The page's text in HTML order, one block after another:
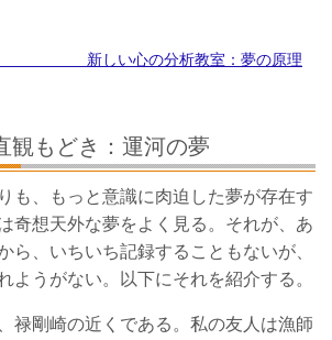
分析教室：夢の原理
観もどき：運河の夢
も、もっと意識に肉迫した夢が存在す
奇想天外な夢をよく見る。それが、あ
ら、いちいち記録することもないが、
ようがない。以下にそれを紹介する。
禄剛崎の近くである。私の友人は漁師